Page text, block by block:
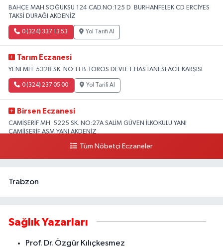
BAHÇE MAH.SOĞUKSU 124 CAD.NO:125 D BURHANFELEK CD ERCİYES
TAKSİ DURAĞI AKDENİZ
0 (324) 337 13 53 Yol Tarifi Al
Tarım Eczanesi
YENİ MH. 5328 SK. NO:11 B TOROS DEVLET HASTANESİ ACİL KARŞISI
0 (324) 237 05 00 Yol Tarifi Al
Birsen Eczanesi
CAMİŞERİF MH. 5225 SK. NO:27A SALİM GÜVEN İLKOKULU YANI
CAMİİŞERİF ASM YANI AKDENİZ
Yol Tarifi Al
Tüm Nöbetçi Eczaneler
Trabzon
Sağlık Yazarları
Prof. Dr. Özgür Kılıçkesmez